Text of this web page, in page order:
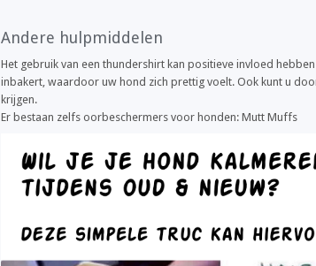
Andere hulpmiddelen
Het gebruik van een thundershirt kan positieve invloed
inbakert, waardoor uw hond zich prettig voelt. Ook kunt u
krijgen.
Er bestaan zelfs oorbeschermers voor honden: Mutt Muffs